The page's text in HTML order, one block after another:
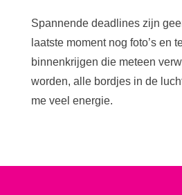
Spannende deadlines zijn
laatste moment nog foto’s en
binnenkrijgen die meteen
worden, alle bordjes in de
me veel energie.